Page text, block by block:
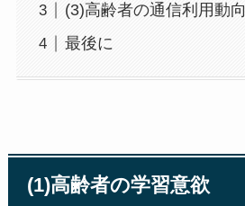
(3)高齢者の通信利用動向
最後に
(1)高齢者の学習意欲